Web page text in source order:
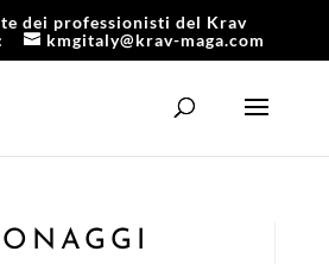
dei professionisti del Krav
kmgitaly@krav-maga.com